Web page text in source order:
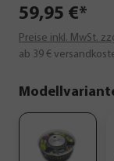
59,95 €*
Preise inkl. MwSt.
ab 39 €